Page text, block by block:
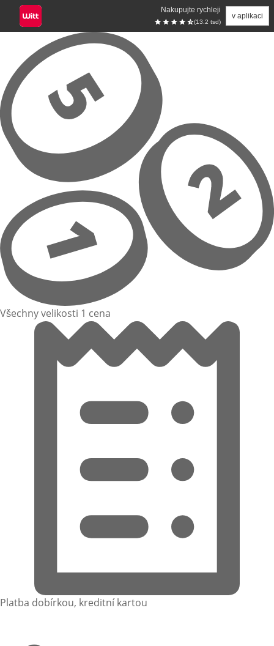
Nakupujte rychleji
(13.2 tsd)
v aplikaci
Přeskočit na hlavní obsah
Všechny velikosti 1 cena
Platba dobírkou, kreditní kartou